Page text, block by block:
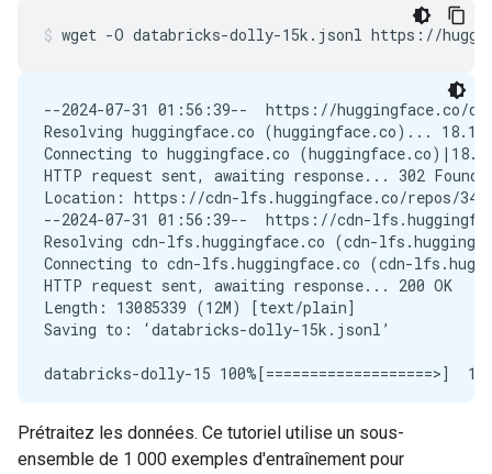
wget -O databricks-dolly-15k.jsonl https://
--2024-07-31 01:56:39--  https://huggingface.co/
Resolving huggingface.co (huggingface.co)...
Connecting to huggingface.co
HTTP request sent, awaiting response... 302 Found
Location: https://cdn-lfs.huggingface.co/repos/34/ac/
--2024-07-31 01:56:39--  https://cdn-lfs.huggingface.co/
Resolving cdn-lfs.huggingface.co (cdn-
Connecting to cdn-lfs.huggingface.co (cdn-
HTTP request sent, awaiting response... 200 OK
Length: 13085339 (12M) [text/plain]
Saving to: ‘databricks-dolly-15k.jsonl’
databricks-dolly-15 100%[===================>]
Prétraitez les données. Ce tutoriel utilise un sous-
ensemble de 1 000 exemples d'entraînement pour